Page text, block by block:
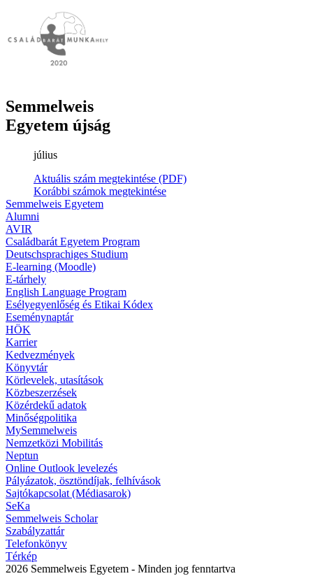
Semmelweis
Egyetem újság
július
Aktuális szám megtekintése (PDF)
Korábbi számok megtekintése
Semmelweis Egyetem
Alumni
AVIR
Családbarát Egyetem Program
Deutschsprachiges Studium
E-learning (Moodle)
E-tárhely
English Language Program
Esélyegyenlőség és Etikai Kódex
Eseménynaptár
HÖK
Karrier
Kedvezmények
Könyvtár
Körlevelek, utasítások
Közbeszerzések
Közérdekű adatok
Minőségpolitika
MySemmelweis
Nemzetközi Mobilitás
Neptun
Online Outlook levelezés
Pályázatok, ösztöndíjak, felhívások
Sajtókapcsolat (Médiasarok)
SeKa
Semmelweis Scholar
Szabályzattár
Telefonkönyv
Térkép
2026 Semmelweis Egyetem - Minden jog fenntartva